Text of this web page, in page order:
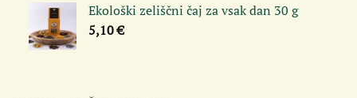
Ekološki zeliščni čaj za vsak dan 30 g
5,10€